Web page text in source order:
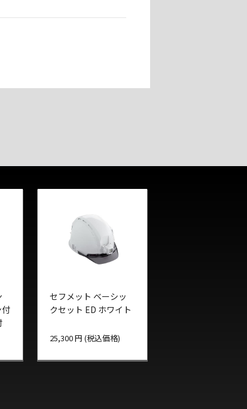
付
セフメット ベーシッ
クセット ED ホワイト
25,300 円 (税込価格)